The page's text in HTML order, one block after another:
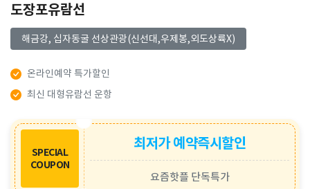
도장포유람선
해금강, 십자동굴 선상관광(신선대,우제봉,외도상륙X)
온라인예약 특가할인
최신 대형유람선 운항
SPECIAL
COUPON
최저가 예약즉시할인
요즘핫플 단독특가